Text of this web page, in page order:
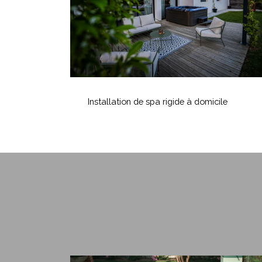
domicile
domicile
Installation de spa rigide à domicile